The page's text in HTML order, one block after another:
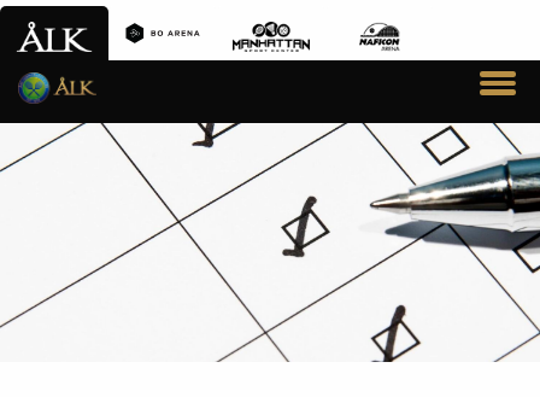
SEURA
AIKUISTOIMINTA
JUNIORITOIMINTA
PADELTOIMINTA
KILPAILUT JA SARJAT
VARAA VUORO